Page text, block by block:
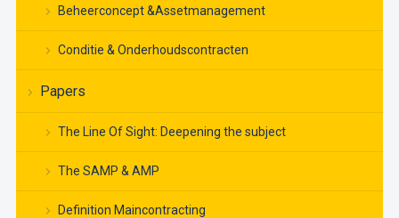
Beheerconcept &Assetmanagement
Conditie & Onderhoudscontracten
Papers
The Line Of Sight: Deepening the subject
The SAMP & AMP
Definition Maincontracting